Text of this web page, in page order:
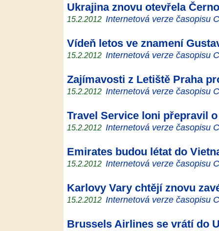
Ukrajina znovu otevřela
15.2.2012 Internetová verze časopisu
Vídeň letos ve znamení
15.2.2012 Internetová verze časopisu
Zajímavosti z Letiště Praha
15.2.2012 Internetová verze časopisu
Travel Service loni přepravil
15.2.2012 Internetová verze časopisu
Emirates budou létat do
15.2.2012 Internetová verze časopisu
Karlovy Vary chtějí znovu
15.2.2012 Internetová verze časopisu
Brussels Airlines se vrátí do